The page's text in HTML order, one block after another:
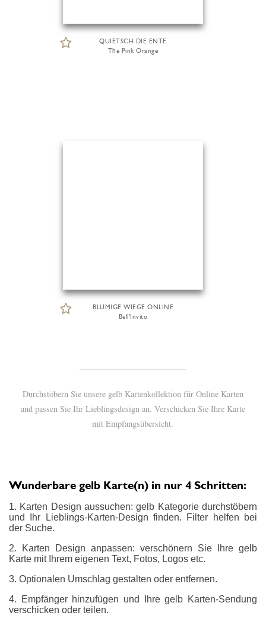
QUIETSCH DIE ENTE
The Pink Orange
BLUMIGE WIEGE ONLINE
Bell'Invito
Durchstöbern Sie unsere gelb Kartenkollektion für Online Karten
und passen Sie Ihr Lieblingsdesign an. Verschicken Sie Ihre Karte
mit Empfangsübersicht.
Wunderbare gelb Karte(n) in nur 4 Schritten:
1. Karten Design aussuchen: gelb Kategorie durchstöbern
und Ihr Lieblings-Karten-Design finden. Filter helfen bei
der Suche.
2. Karten Design anpassen: verschönern Sie Ihre gelb
Karte mit Ihrem eigenen Text, Fotos, Logos etc.
3. Optionalen Umschlag gestalten oder entfernen.
4. Empfänger hinzufügen und Ihre gelb Karten-Sendung
verschicken oder teilen.